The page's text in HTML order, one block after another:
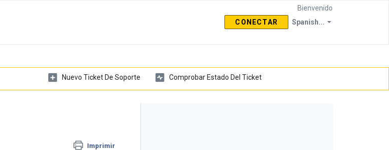
Spanish...
Bienvenido
CONECTAR
Nuevo Ticket De Soporte Comprobar Estado Del Ticket
Imprimir